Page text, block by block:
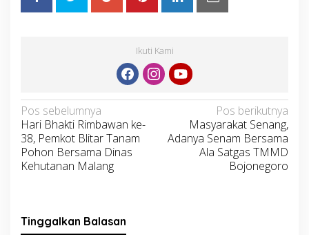
Ikuti Kami
Navigasi
pos
Pos sebelumnya
Hari Bhakti Rimbawan ke-
38, Pemkot Blitar Tanam
Pohon Bersama Dinas
Kehutanan Malang
Pos berikutnya
Masyarakat Senang,
Adanya Senam Bersama
Ala Satgas TMMD
Bojonegoro
Tinggalkan Balasan